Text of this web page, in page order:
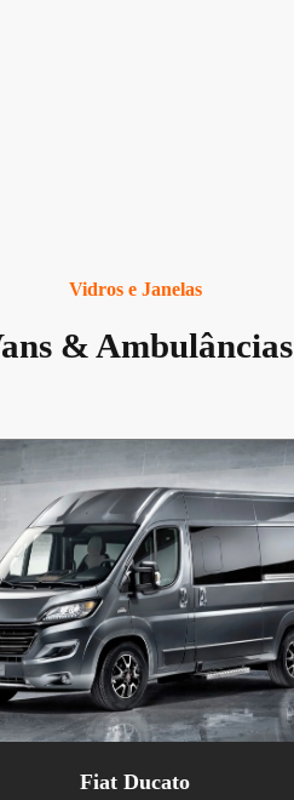
Vidros e Janelas
& Ambulâncias
Fiat Ducato